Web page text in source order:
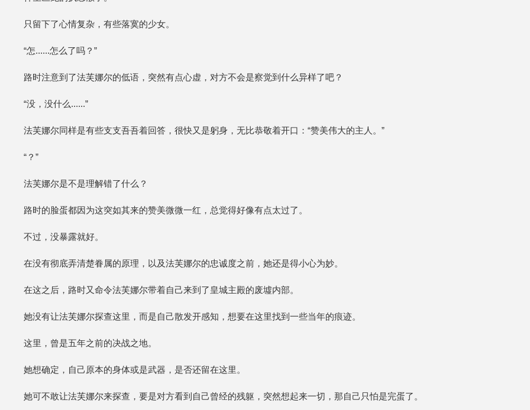
只留下了心情复杂，有些落寞的少女。
“怎......怎么了吗？”
路时注意到了法芙娜尔的低语，突然有点心虚，对方不会是察觉到什么异样了吧？
“没，没什么......”
法芙娜尔同样是有些支支吾吾着回答，很快又是躬身，无比恭敬着开口：“赞美伟大的主人。”
“？”
法芙娜尔是不是理解错了什么？
路时的脸蛋都因为这突如其来的赞美微微一红，总觉得好像有点太过了。
不过，没暴露就好。
在没有彻底弄清楚眷属的原理，以及法芙娜尔的忠诚度之前，她还是得小心为妙。
在这之后，路时又命令法芙娜尔带着自己来到了皇城主殿的废墟内部。
她没有让法芙娜尔探查这里，而是自己散发开感知，想要在这里找到一些当年的痕迹。
这里，曾是五年之前的决战之地。
她想确定，自己原本的身体或是武器，是否还留在这里。
她可不敢让法芙娜尔来探查，要是对方看到自己曾经的残躯，突然想起来一切，那自己只怕是完蛋了。